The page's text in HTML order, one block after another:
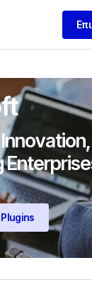
Plugins